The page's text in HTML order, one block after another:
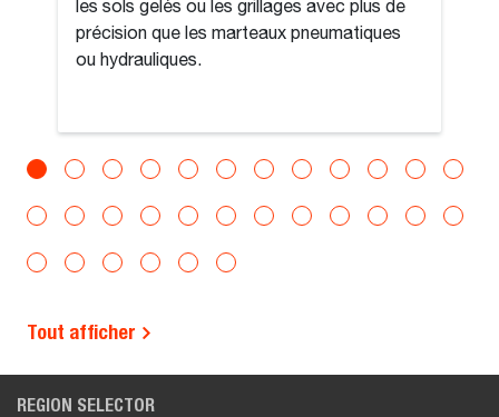
les sols gelés ou les grillages avec plus de
précision que les marteaux pneumatiques
ou hydrauliques.
Tout afficher
REGION SELECTOR